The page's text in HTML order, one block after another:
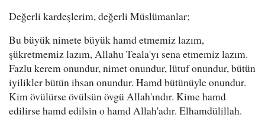
Değerli kardeşlerim, değerli Müslümanlar;
Bu büyük nimete büyük hamd etmemiz lazım,
şükretmemiz lazım, Allahu Teala'yı sena etmemiz lazım.
Fazlu kerem onundur, nimet onundur, lütuf onundur, bütün
iyilikler bütün ihsan onundur. Hamd bütünüyle onundur.
Kim övülürse övülsün övgü Allah'ındır. Kime hamd
edilirse hamd edilsin o hamd Allah'adır. Elhamdülillah.